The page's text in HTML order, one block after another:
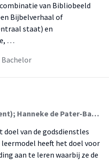
van Bibliobeeld
Bijbelverhaal of
staat) en
…
Bachelor
Matthias van der Meer (Student); Hanneke de Pater-Bakker (Begeleider)
van de godsdienstles
heeft het doel voor
aan te leren waarbij ze de